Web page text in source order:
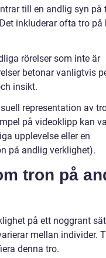
till en andlig syn på
inkluderar ofta tro på
rörelser som inte är
betonar vanligtvis
insikt.
representation av
på videoklipp kan
upplevelse eller en
på andlig verklighet).
tron på
på ett noggrant
mellan individer.
denna tro.